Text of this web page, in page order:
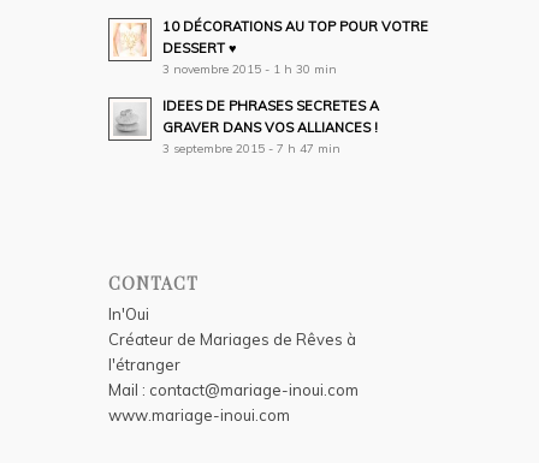
10 DÉCORATIONS AU TOP POUR VOTRE
DESSERT ♥
3 novembre 2015 - 1 h 30 min
IDEES DE PHRASES SECRETES A
GRAVER DANS VOS ALLIANCES !
3 septembre 2015 - 7 h 47 min
CONTACT
In'Oui
Créateur de Mariages de Rêves à
l'étranger
Mail : contact@mariage-inoui.com
www.mariage-inoui.com